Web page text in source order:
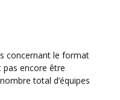
encore être
total d’équipes